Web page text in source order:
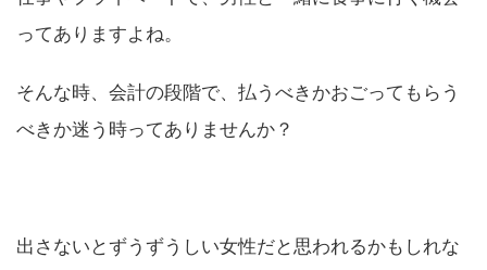
ってありますよね。
そんな時、会計の段階で、払うべきかおごってもらう
べきか迷う時ってありませんか？
出さないとずうずうしい女性だと思われるかもしれな